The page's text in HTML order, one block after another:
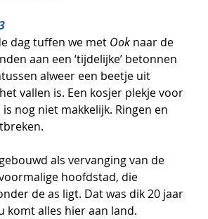
dag tuffen we met Ook naar de
aan een ‘tijdelijke’ betonnen
alweer een beetje uit
vallen is. Een kosjer plekje voor
nog niet makkelijk. Ringen en
als vervanging van de
hoofdstad, die
de as ligt. Dat was dik 20 jaar
komt alles hier aan land.